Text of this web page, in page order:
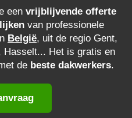
een vrijblijvende offerte
van professionele
België, uit de regio Gent,
Hasselt... Het is gratis en
de beste dakwerkers.